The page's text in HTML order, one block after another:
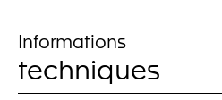
Informations
techniques